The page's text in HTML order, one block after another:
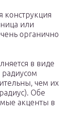
конструкция
или
органично
в виде
чем их
Обе
акценты в